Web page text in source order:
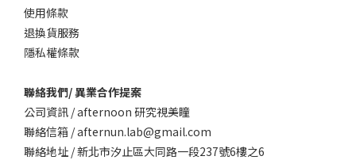
使用條款
退換貨服務
隱私權條款
聯絡我們/ 異業合作提案
公司資訊 / afternoon 研究視美瞳
聯絡信箱 / afternun.lab@gmail.com
聯絡地址 / 新北市汐止區大同路一段237號6樓之6